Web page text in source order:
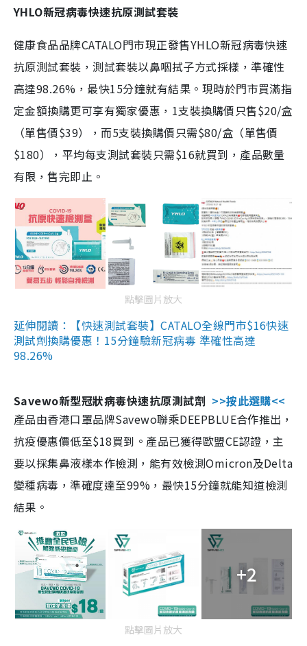
YHLO新冠病毒快速抗原測試套裝
健康食品品牌CATALO門市現正發售YHLO新冠病毒快速
抗原測試套裝，測試套裝以鼻咽拭子方式採樣，準確性
高達98.26%，最快15分鐘就有結果。現時於門市買滿指
定金額換購更可享有獨家優惠，1支裝換購價只售$20/盒
（單售價$39），而5支裝換購價只需$80/盒（單售價
$180），平均每支測試套裝只需$16就買到，產品數量
有限，售完即止。
點擊圖片放大
延伸閱讀：【快速測試套裝】CATALO全線門市$16快速
測試劑換購優惠！15分鐘驗新冠病毒 準確性高達
98.26%
Savewo新型冠狀病毒快速抗原測試劑 >>按此選購<<
產品由香港口罩品牌Savewo聯乘DEEPBLUE合作推出，
抗疫優惠價低至$18買到。產品已獲得歐盟CE認證，主
要以採集鼻液樣本作檢測，能有效檢測Omicron及Delta
變種病毒，準確度達至99%，最快15分鐘就能知道檢測
結果。
+2
點擊圖片放大